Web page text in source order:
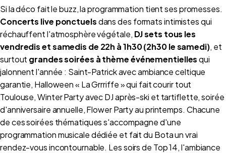
Si la déco fait le buzz, la programmation tient ses promesses.
Concerts live ponctuelsdans des formats intimistes qui
réchauffent l'atmosphère végétale, DJ sets tous les
vendredis et samedis de 22h à 1h30 (2h30 le samedi), et
surtout grandes soirées à thème événementiellesqui
jalonnent l'année : Saint-Patrick avec ambiance celtique
garantie, Halloween « La Grrriffe » qui fait courir tout
Toulouse, Winter Party avec DJ après-ski et tartiflette, soirée
d'anniversaire annuelle, Flower Party au printemps. Chacune
de ces soirées thématiques s'accompagne d'une
programmation musicale dédiée et fait du Bota un vrai
rendez-vous incontournable. Les soirs de Top 14, l'ambiance